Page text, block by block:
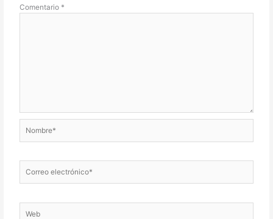
Comentario *
electrónico*